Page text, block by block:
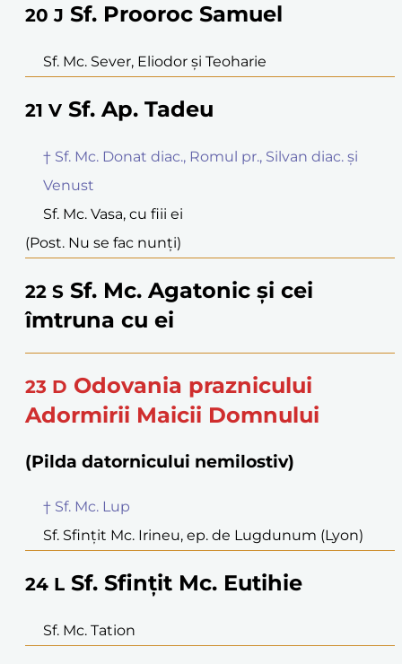
20 J Sf. Prooroc Samuel
Sf. Mc. Sever, Eliodor și Teoharie
21 V Sf. Ap. Tadeu
† Sf. Mc. Donat diac., Romul pr., Silvan diac. și
Venust
Sf. Mc. Vasa, cu fiii ei
(Post. Nu se fac nunți)
22 S Sf. Mc. Agatonic și cei
îmtruna cu ei
23 D Odovania praznicului
Adormirii Maicii Domnului
(Pilda datornicului nemilostiv)
† Sf. Mc. Lup
Sf. Sfințit Mc. Irineu, ep. de Lugdunum (Lyon)
24 L Sf. Sfințit Mc. Eutihie
Sf. Mc. Tation